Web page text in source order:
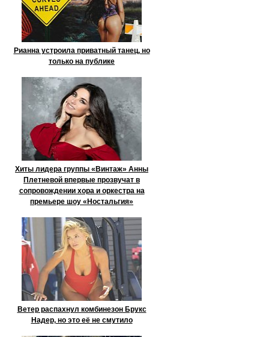
Рианна устроила приватный танец, но
только на публике
Хиты лидера группы «Винтаж» Анны
Плетневой впервые прозвучат в
сопровождении хора и оркестра на
премьере шоу «Ностальгия»
Ветер распахнул комбинезон Брукс
Надер, но это её не смутило